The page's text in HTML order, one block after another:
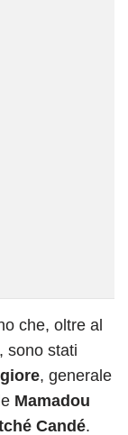
che, oltre al
, sono stati
, generale
Mamadou
Candé.